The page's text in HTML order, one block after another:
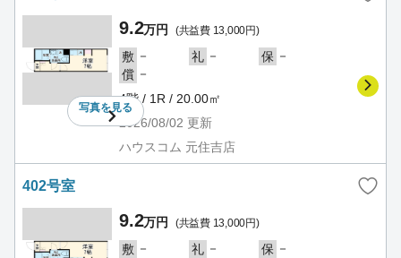
写真を見る
9.2万円 (共益費 13,000円)
敷 － 礼 － 保 －
償 －
4階 / 1R / 20.00㎡
2026/08/02 更新
ハウスコム 元住吉店
402号室
9.2万円 (共益費 13,000円)
敷 － 礼 － 保 －